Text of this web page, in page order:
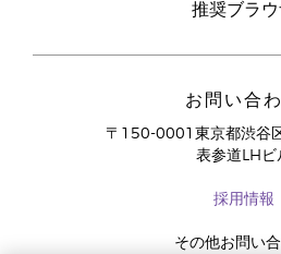
推奨ブラ
お問い合
〒150-0001東京都渋谷
表参道LHビ
採用情報
その他お問い